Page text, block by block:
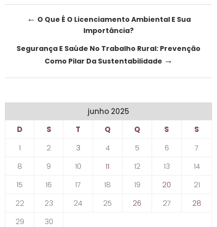
Post
← O Que É O Licenciamento Ambiental E Sua
Importância?
Segurança E Saúde No Trabalho Rural: Prevenção
Como Pilar Da Sustentabilidade →
junho 2025
D
S T Q Q S
S
1
2 3 4 5 6
7
8
9 10 11 12 13
14
15
16 17 18 19 20
21
22
23 24 25 26 27
28
29
30